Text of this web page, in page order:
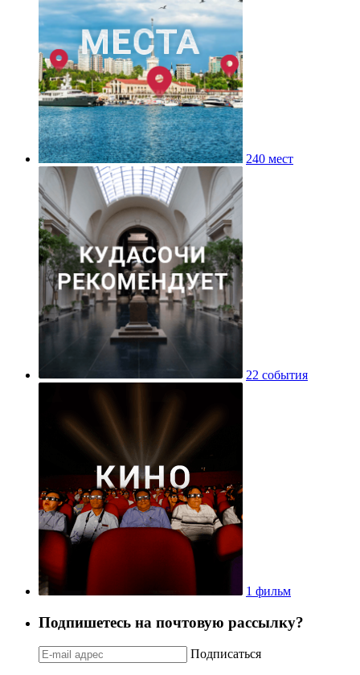
240 мест
22 события
1 фильм
Подпишетесь на почтовую рассылку?
Подписаться